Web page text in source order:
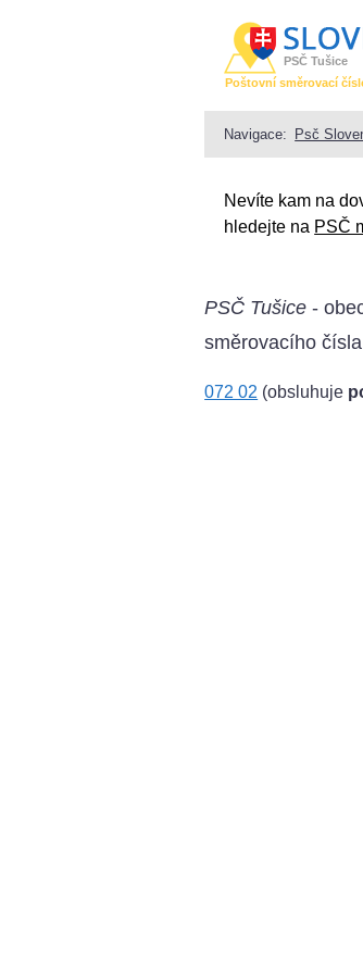
PSČ Tušice
Poštovní směrovací
Navigace: Psč
Nevíte kam na
hledejte na PSČ
PSČ Tušice -
směrovacího
072 02 (obsluhuje